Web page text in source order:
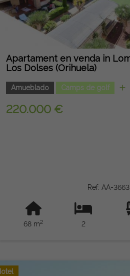
Apartament en venda in
Los Dolses (Orihuela)
Amueblado Camps de golf
220.000 €
Ref: AA-3663
68 m2 2